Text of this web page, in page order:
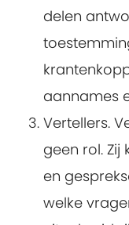
delen
aannames
Vertellers.
geen rol. Zij
en
welke